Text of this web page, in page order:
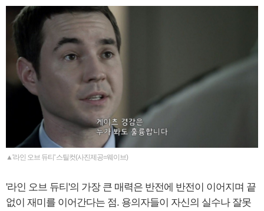
▲'라인 오브 듀티' 스틸컷(사진제공=웨이브)
'라인 오브 듀티'의 가장 큰 매력은 반전에 반전이 이어지며 끝
없이 재미를 이어간다는 점. 용의자들이 자신의 실수나 잘못